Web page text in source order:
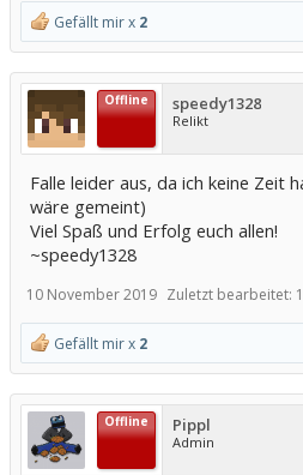
Gefällt mir x 2
Offline speedy1328
Relikt
Falle leider aus, da ich keine Zeit
wäre gemeint)
Viel Spaß und Erfolg euch allen!
~speedy1328
10 November 2019 Zuletzt bearbeitet:
Gefällt mir x 2
Offline Pippl
Admin